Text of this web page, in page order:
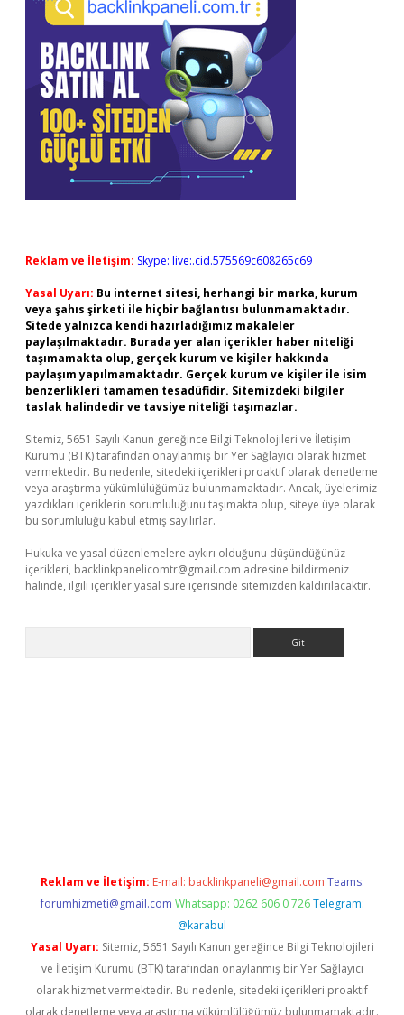
Reklam ve İletişim: Skype: live:.cid.575569c608265c69
Yasal Uyarı: Bu internet sitesi, herhangi bir marka, kurum
veya şahıs şirketi ile hiçbir bağlantısı bulunmamaktadır.
Sitede yalnızca kendi hazırladığımız makaleler
paylaşılmaktadır. Burada yer alan içerikler haber niteliği
taşımamakta olup, gerçek kurum ve kişiler hakkında
paylaşım yapılmamaktadır. Gerçek kurum ve kişiler ile isim
benzerlikleri tamamen tesadüfidir. Sitemizdeki bilgiler
taslak halindedir ve tavsiye niteliği taşımazlar.
Sitemiz, 5651 Sayılı Kanun gereğince Bilgi Teknolojileri ve İletişim
Kurumu (BTK) tarafından onaylanmış bir Yer Sağlayıcı olarak hizmet
vermektedir. Bu nedenle, sitedeki içerikleri proaktif olarak denetleme
veya araştırma yükümlülüğümüz bulunmamaktadır. Ancak, üyelerimiz
yazdıkları içeriklerin sorumluluğunu taşımakta olup, siteye üye olarak
bu sorumluluğu kabul etmiş sayılırlar.
Hukuka ve yasal düzenlemelere aykırı olduğunu düşündüğünüz
içerikleri, backlinkpanelicomtr@gmail.com adresine bildirmeniz
halinde, ilgili içerikler yasal süre içerisinde sitemizden kaldırılacaktır.
Reklam ve İletişim: E-mail: backlinkpaneli@gmail.com Teams:
forumhizmeti@gmail.com Whatsapp: 0262 606 0 726 Telegram:
@karabul
Yasal Uyarı: Sitemiz, 5651 Sayılı Kanun gereğince Bilgi Teknolojileri
ve İletişim Kurumu (BTK) tarafından onaylanmış bir Yer Sağlayıcı
olarak hizmet vermektedir. Bu nedenle, sitedeki içerikleri proaktif
olarak denetleme veya araştırma yükümlülüğümüz bulunmamaktadır.